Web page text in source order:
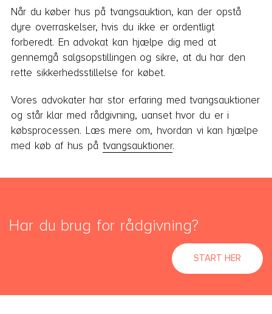
Når du køber hus på tvangsauktion, kan der opstå
dyre overraskelser, hvis du ikke er ordentligt
forberedt. En advokat kan hjælpe dig med at
gennemgå salgsopstillingen og sikre, at du har den
rette sikkerhedsstillelse for købet.
Vores advokater har stor erfaring med tvangsauktioner
og står klar med rådgivning, uanset hvor du er i
købsprocessen. Læs mere om, hvordan vi kan hjælpe
med køb af hus på tvangsauktioner.
Har du brug for rådgivning?
START HER